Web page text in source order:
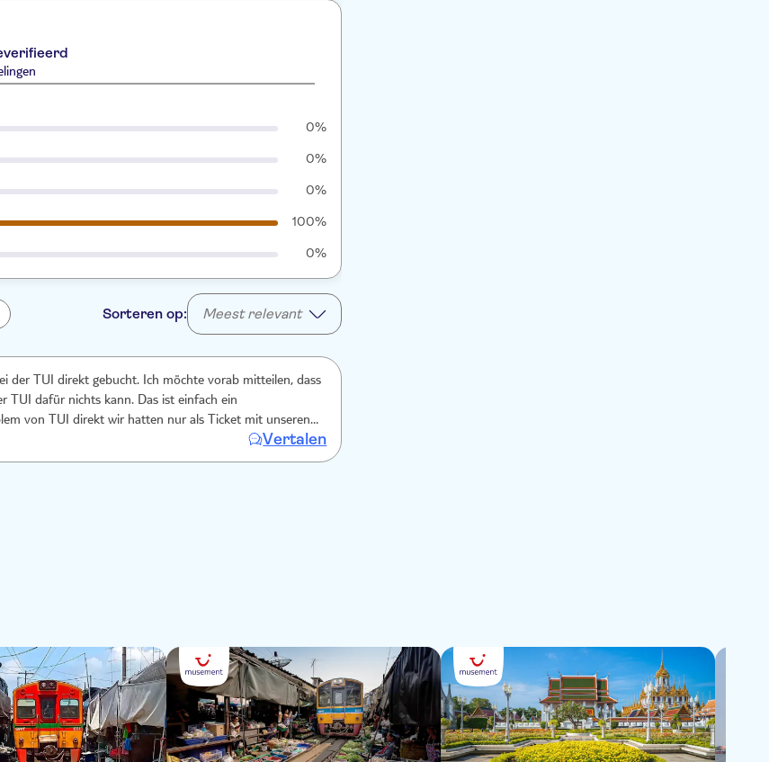
0%
0%
0%
100%
0%
Sorteren op: Meest relevant
der TUI direkt gebucht. Ich möchte vorab mitteilen, dass
TUI dafür nichts kann. Das ist einfach ein
hatten nur als Ticket mit unseren
Sie konnten vor Ort weder den Namen noch die
brauchen unbedingt den Namen des Bootes. Dieser
einer Sardinendose.
Vertalen